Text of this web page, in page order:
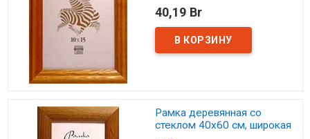
40,19 Br
Рамка деревянная со
стеклом 40х60 см, широкая